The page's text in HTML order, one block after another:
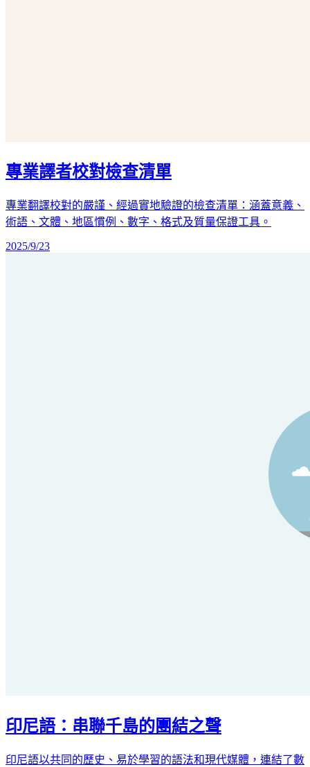
專業譯者校對檢查清單
專業翻譯校對的嚴謹、經過實地驗證的檢查清單：涵蓋意義、
術語、文體、地區慣例、數字、格式及質量保證工具。
2025/9/23
印尼語：串聯千島的團結之聲
印尼語以共同的歷史、易於學習的語法和現代媒體，連結了數